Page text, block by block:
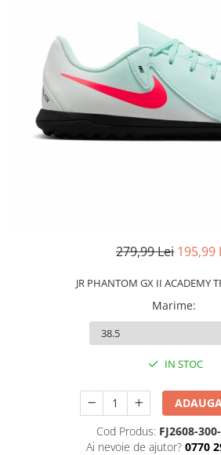
Slapi femei
279,99 Lei 195,99
JR PHANTOM GX II ACADEMY
Marime:
IN STOC
Cod Produs: FJ2608-
Ai nevoie de ajutor? 0770